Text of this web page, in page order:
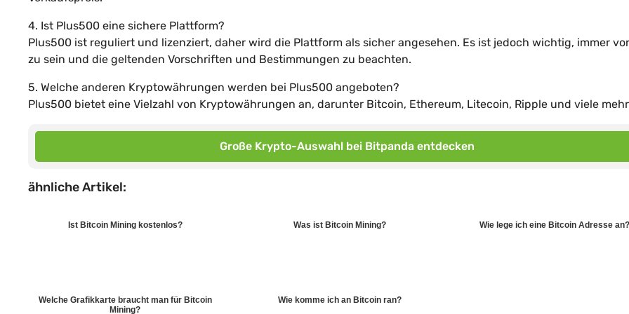
4. Ist Plus500 eine sichere Plattform?
Plus500 ist reguliert und lizenziert, daher wird die Plattform als sicher angesehen. Es ist jedoch wichtig, immer
zu sein und die geltenden Vorschriften und Bestimmungen zu beachten.
5. Welche anderen Kryptowährungen werden bei Plus500 angeboten?
Plus500 bietet eine Vielzahl von Kryptowährungen an, darunter Bitcoin, Ethereum, Litecoin, Ripple und viele
Große Krypto-Auswahl bei Bitpanda entdecken
ähnliche Artikel:
Ist Bitcoin Mining kostenlos? Was ist Bitcoin Mining? Wie lege ich eine Bitcoin Adresse an?
Welche Grafikkarte braucht man für Bitcoin
Mining?
Wie komme ich an Bitcoin ran?